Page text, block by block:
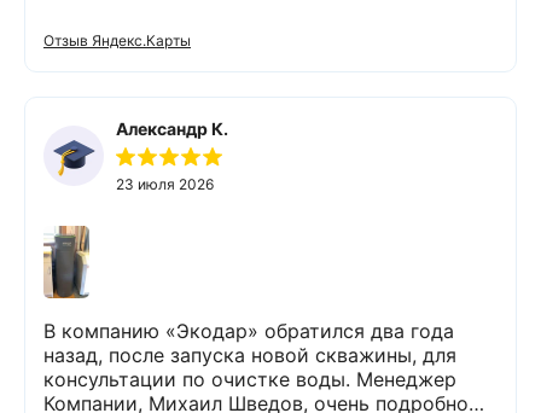
Отзыв Яндекс.Карты
Александр К.
23 июля 2026
В компанию «Экодар» обратился два года
назад, после запуска новой скважины, для
консультации по очистке воды. Менеджер
Компании, Михаил Шведов, очень подробно